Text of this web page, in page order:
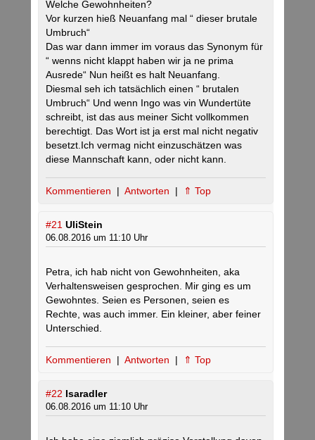
Welche Gewohnheiten?
Vor kurzen hieß Neuanfang mal “ dieser brutale
Umbruch“
Das war dann immer im voraus das Synonym für
“ wenns nicht klappt haben wir ja ne prima
Ausrede“ Nun heißt es halt Neuanfang.
Diesmal seh ich tatsächlich einen “ brutalen
Umbruch“ Und wenn Ingo was vin Wundertüte
schreibt, ist das aus meiner Sicht vollkommen
berechtigt. Das Wort ist ja erst mal nicht negativ
besetzt.Ich vermag nicht einzuschätzen was
diese Mannschaft kann, oder nicht kann.
Kommentieren | Antworten | ⇑ Top
#21 UliStein
06.08.2016 um 11:10 Uhr
Petra, ich hab nicht von Gewohnheiten, aka
Verhaltensweisen gesprochen. Mir ging es um
Gewohntes. Seien es Personen, seien es
Rechte, was auch immer. Ein kleiner, aber feiner
Unterschied.
Kommentieren | Antworten | ⇑ Top
#22 Isaradler
06.08.2016 um 11:10 Uhr